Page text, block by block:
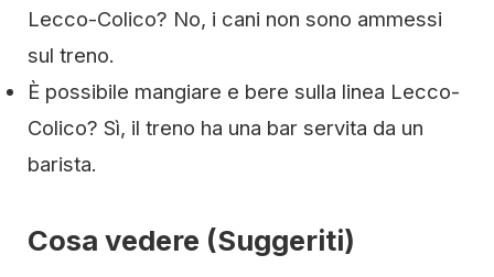
Lecco-Colico? No, i cani non sono ammessi
sul treno.
È possibile mangiare e bere sulla linea Lecco-
Colico? Sì, il treno ha una bar servita da un
barista.
Cosa vedere (Suggeriti)